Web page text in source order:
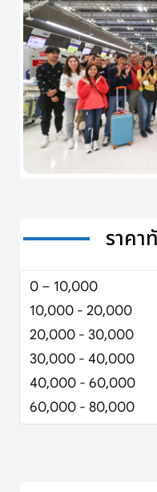
ราคา
0 – 10,000
10,000 - 20,000
20,000 - 30,000
30,000 - 40,000
40,000 - 60,000
60,000 - 80,000